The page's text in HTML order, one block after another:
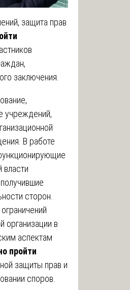
защита прав
заключения.
учреждений,
В работе
власти
сторон.
организации в
аспектам
пройти
защиты прав и
споров.